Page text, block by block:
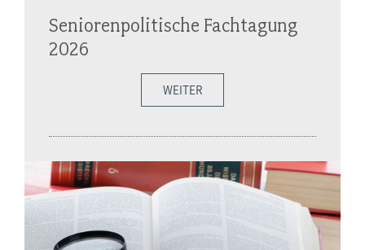
Seniorenpolitische Fachtagung
2026
WEITER